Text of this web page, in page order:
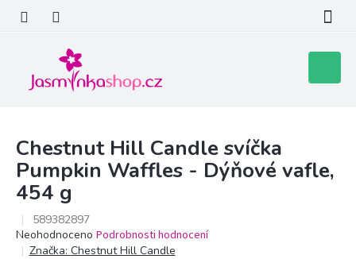
obsah
košík
Chestnut Hill Candle svíčka
Pumpkin Waffles - Dýňové vafle,
454 g
589382897
Průměrné
hodnocení
Neohodnoceno Podrobnosti hodnocení
Značka: Chestnut Hill Candle